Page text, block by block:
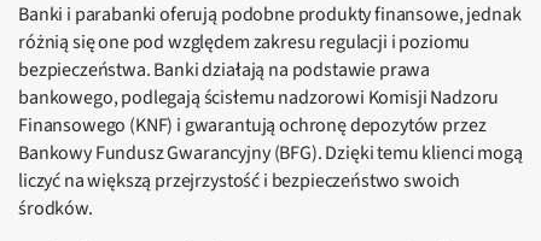
Banki i parabanki oferują podobne produkty finansowe, jednak
różnią się one pod względem zakresu regulacji i poziomu
bezpieczeństwa. Banki działają na podstawie prawa
bankowego, podlegają ścisłemu nadzorowi Komisji Nadzoru
Finansowego (KNF) i gwarantują ochronę depozytów przez
Bankowy Fundusz Gwarancyjny (BFG). Dzięki temu klienci mogą
liczyć na większą przejrzystość i bezpieczeństwo swoich
środków.